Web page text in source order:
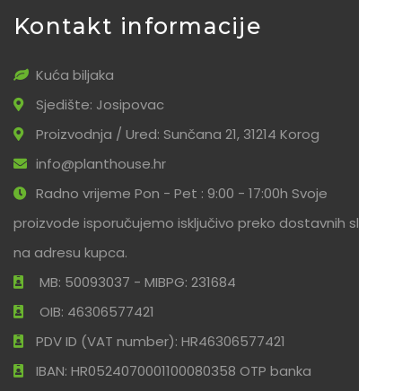
Kontakt informacije
Kuća biljaka
Sjedište: Josipovac
Proizvodnja / Ured: Sunčana 21, 31214 Korog
info@planthouse.hr
Radno vrijeme Pon - Pet : 9:00 - 17:00h Svoje
proizvode isporučujemo isključivo preko dostavnih službi
na adresu kupca.
MB: 50093037 - MIBPG: 231684
OIB: 46306577421
PDV ID (VAT number): HR46306577421
IBAN: HR0524070001100080358 OTP banka